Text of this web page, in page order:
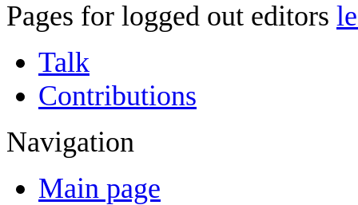
Pages for logged out editors
Talk
Contributions
Navigation
Main page